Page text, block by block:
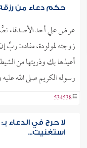
حكم دعاء من رزقه
عرض علي أحد الأصدقاء
زوجته لمولودة، مفاده: ربِّ
أعيذها بك وذريتها من
رسوله الكريم صلى الله
534538
لا حرج في الدعاء
استغنيت...